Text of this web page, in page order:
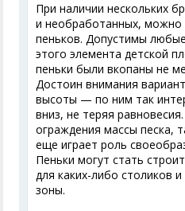
При наличии нескольких
и необработанных, можно
пеньков. Допустимы
этого элемента детской
пеньки были вкопаны не
Достоин внимания
высоты — по ним так
вниз, не теряя
ограждения массы песка,
еще играет роль
Пеньки могут стать
для каких-либо столиков
зоны.